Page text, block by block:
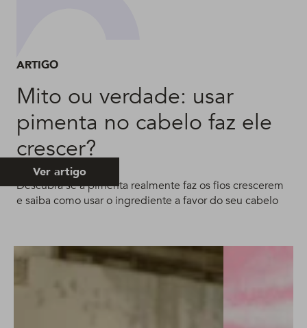
ARTIGO
Mito ou verdade: usar
pimenta no cabelo faz ele
crescer?
Descubra se a pimenta realmente faz os fios crescerem
e saiba como usar o ingrediente a favor do seu cabelo
Ver artigo